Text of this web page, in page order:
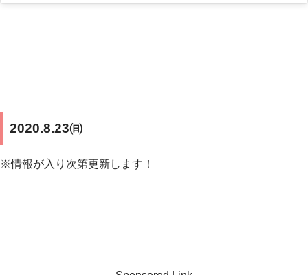
2020.8.23㈰
※情報が入り次第更新します！